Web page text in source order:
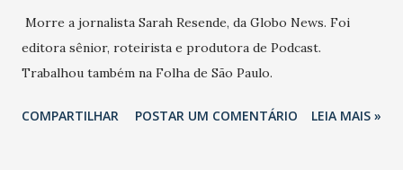
Morre a jornalista Sarah Resende, da Globo News. Foi
editora sênior, roteirista e produtora de Podcast.
Trabalhou também na Folha de São Paulo.
COMPARTILHAR POSTAR UM COMENTÁRIO LEIA MAIS »